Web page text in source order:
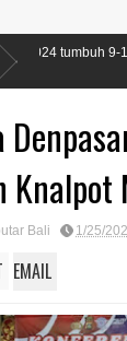
9-11
Knalpot
Bali 1/25/
EMAIL